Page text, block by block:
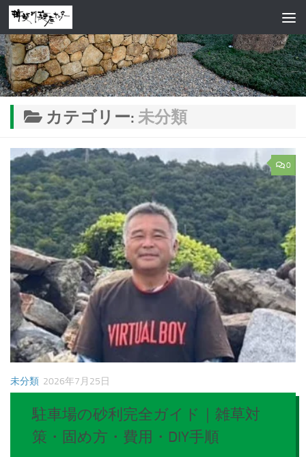
コンテンツへスキップ
カテゴリー: 未分類
0
未分類 2026年7月25日
駐車場の砂利完全ガイド｜雑草対
策・固め方・費用・DIY手順